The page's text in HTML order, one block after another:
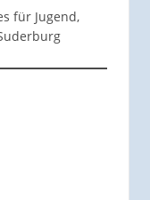
für Jugend,